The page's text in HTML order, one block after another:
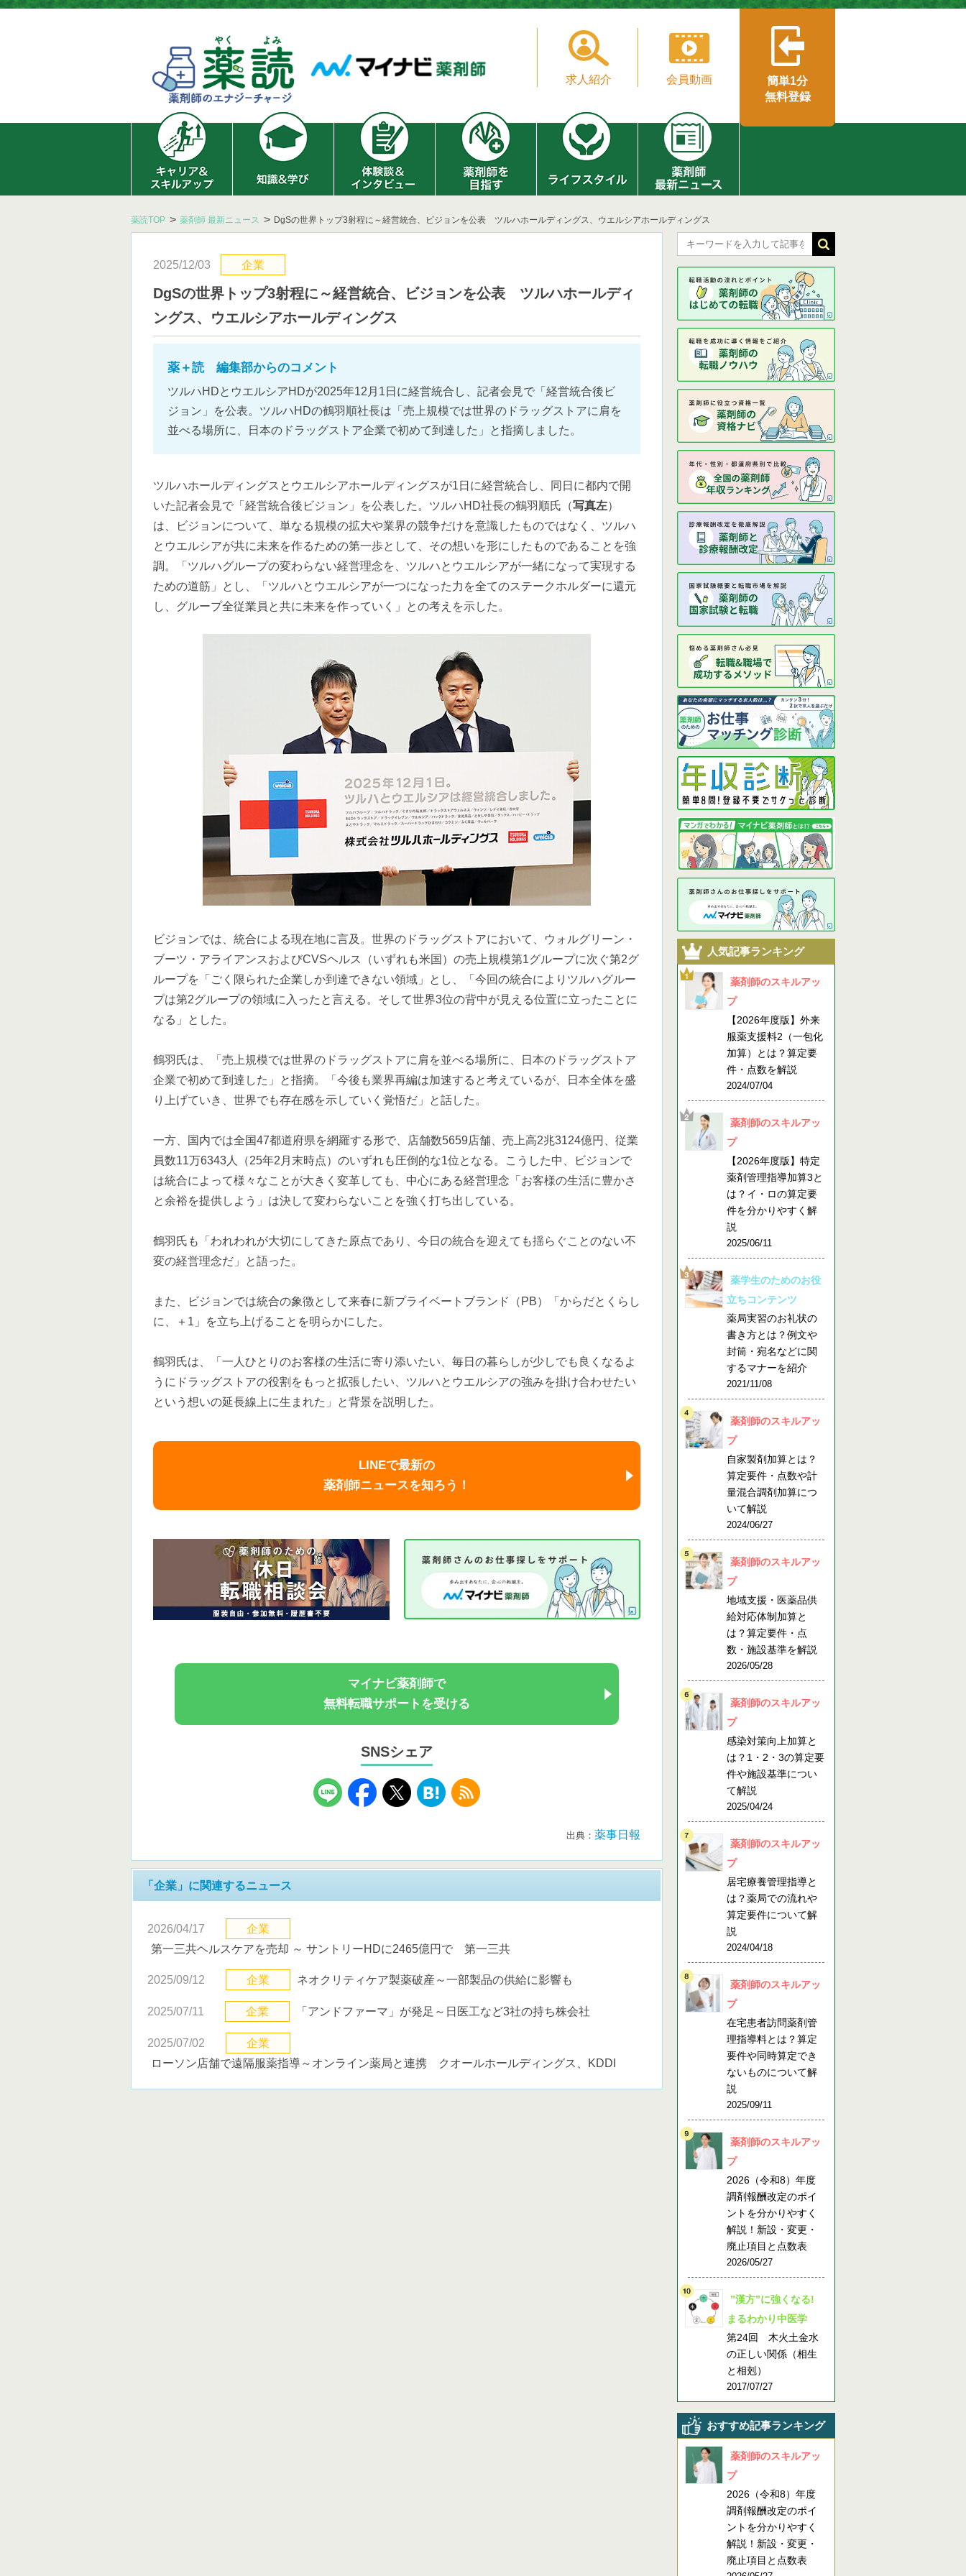
求人紹介 会員動画
簡単1分
無料登録
薬読TOP 薬剤師 最新ニュース DgSの世界トップ3射程に～経営統合、ビジョンを公表 ツルハホールディングス、ウエルシアホールディングス
2025/12/03 企業
DgSの世界トップ3射程に～経営統合、ビジョンを公表 ツルハホールディ
ングス、ウエルシアホールディングス
薬＋読 編集部からのコメント
ツルハHDとウエルシアHDが2025年12月1日に経営統合し、記者会見で「経営統合後ビ
ジョン」を公表。ツルハHDの鶴羽順社長は「売上規模では世界のドラッグストアに肩を
並べる場所に、日本のドラッグストア企業で初めて到達した」と指摘しました。
ツルハホールディングスとウエルシアホールディングスが1日に経営統合し、同日に都内で開
いた記者会見で「経営統合後ビジョン」を公表した。ツルハHD社長の鶴羽順氏（写真左）
は、ビジョンについて、単なる規模の拡大や業界の競争だけを意識したものではなく、ツルハ
とウエルシアが共に未来を作るための第一歩として、その想いを形にしたものであることを強
調。「ツルハグループの変わらない経営理念を、ツルハとウエルシアが一緒になって実現する
ための道筋」とし、「ツルハとウエルシアが一つになった力を全てのステークホルダーに還元
し、グループ全従業員と共に未来を作っていく」との考えを示した。
ビジョンでは、統合による現在地に言及。世界のドラッグストアにおいて、ウォルグリーン・
ブーツ・アライアンスおよびCVSヘルス（いずれも米国）の売上規模第1グループに次ぐ第2グ
ループを「ごく限られた企業しか到達できない領域」とし、「今回の統合によりツルハグルー
プは第2グループの領域に入ったと言える。そして世界3位の背中が見える位置に立ったことに
なる」とした。
鶴羽氏は、「売上規模では世界のドラッグストアに肩を並べる場所に、日本のドラッグストア
企業で初めて到達した」と指摘。「今後も業界再編は加速すると考えているが、日本全体を盛
り上げていき、世界でも存在感を示していく覚悟だ」と話した。
一方、国内では全国47都道府県を網羅する形で、店舗数5659店舗、売上高2兆3124億円、従業
員数11万6343人（25年2月末時点）のいずれも圧倒的な1位となる。こうした中、ビジョンで
は統合によって様々なことが大きく変革しても、中心にある経営理念「お客様の生活に豊かさ
と余裕を提供しよう」は決して変わらないことを強く打ち出している。
鶴羽氏も「われわれが大切にしてきた原点であり、今日の統合を迎えても揺らぐことのない不
変の経営理念だ」と語った。
また、ビジョンでは統合の象徴として来春に新プライベートブランド（PB）「からだとくらし
に、＋1」を立ち上げることを明らかにした。
鶴羽氏は、「一人ひとりのお客様の生活に寄り添いたい、毎日の暮らしが少しでも良くなるよ
うにドラッグストアの役割をもっと拡張したい、ツルハとウエルシアの強みを掛け合わせたい
という想いの延長線上に生まれた」と背景を説明した。
LINEで最新の
薬剤師ニュースを知ろう！
マイナビ薬剤師で
無料転職サポートを受ける
SNSシェア
出典： 薬事日報
「企業」に関連するニュース
2026/04/17
企業
第一三共ヘルスケアを売却 ～ サントリーHDに2465億円で 第一三共
2025/09/12 企業 ネオクリティケア製薬破産～一部製品の供給に影響も
2025/07/11 企業 「アンドファーマ」が発足～日医工など3社の持ち株会社
2025/07/02
企業
ローソン店舗で遠隔服薬指導～オンライン薬局と連携 クオールホールディングス、KDDI
人気記事ランキング
薬剤師のスキルアッ
プ
【2026年度版】外来
服薬支援料2（一包化
加算）とは？算定要
件・点数を解説
2024/07/04
薬剤師のスキルアッ
プ
【2026年度版】特定
薬剤管理指導加算3と
は？イ・ロの算定要
件を分かりやすく解
説
2025/06/11
薬学生のためのお役
立ちコンテンツ
薬局実習のお礼状の
書き方とは？例文や
封筒・宛名などに関
するマナーを紹介
2021/11/08
薬剤師のスキルアッ
プ
自家製剤加算とは？
算定要件・点数や計
量混合調剤加算につ
いて解説
2024/06/27
薬剤師のスキルアッ
プ
地域支援・医薬品供
給対応体制加算と
は？算定要件・点
数・施設基準を解説
2026/05/28
薬剤師のスキルアッ
プ
感染対策向上加算と
は？1・2・3の算定要
件や施設基準につい
て解説
2025/04/24
薬剤師のスキルアッ
プ
居宅療養管理指導と
は？薬局での流れや
算定要件について解
説
2024/04/18
薬剤師のスキルアッ
プ
在宅患者訪問薬剤管
理指導料とは？算定
要件や同時算定でき
ないものについて解
説
2025/09/11
薬剤師のスキルアッ
プ
2026（令和8）年度
調剤報酬改定のポイ
ントを分かりやすく
解説！新設・変更・
廃止項目と点数表
2026/05/27
”漢方”に強くなる!
まるわかり中医学
第24回 木火土金水
の正しい関係（相生
と相剋）
2017/07/27
おすすめ記事ランキング
薬剤師のスキルアッ
プ
2026（令和8）年度
調剤報酬改定のポイ
ントを分かりやすく
解説！新設・変更・
廃止項目と点数表